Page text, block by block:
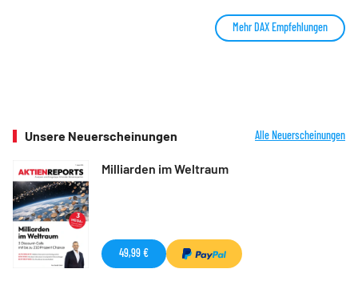
Mehr DAX Empfehlungen
Unsere Neuerscheinungen Alle Neuerscheinungen
Milliarden im Weltraum
49,99 €